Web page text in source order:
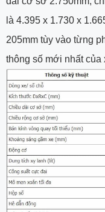
là 4.395 x 1.730 x
205mm tùy vào từng
thông số mới nhất của